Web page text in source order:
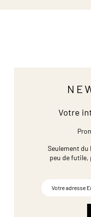
Votre
Seulement du
peu de futile,